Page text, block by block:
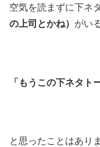
空気を読まずに下ネ
の上司とかね） がい
「もうこの下ネタト
と思ったことはあり